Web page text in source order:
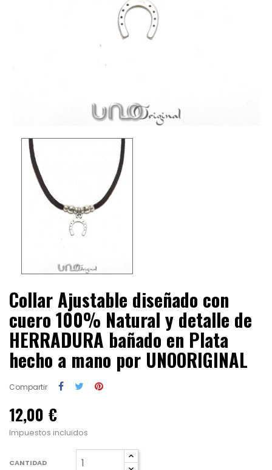
Collar Ajustable diseñado con
cuero 100% Natural y detalle de
HERRADURA bañado en Plata
hecho a mano por UNOORIGINAL
Compartir
12,00 €
Impuestos incluidos
CANTIDAD